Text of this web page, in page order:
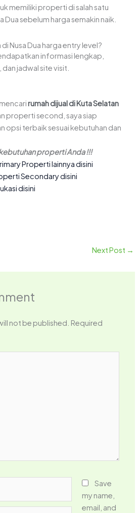
memiliki properti di salah satu
Dua sebelum harga semakin naik.
Nusa Dua harga entry level?
informasi lengkap,
jadwal site visit.
rumah dijual di Kuta Selatan
properti second, saya siap
opsi terbaik sesuai kebutuhan dan
properti Anda !!!
Properti lainnya disini
Secondary disini
disini
Next Post →
not be published. Required
Save
my name,
email, and